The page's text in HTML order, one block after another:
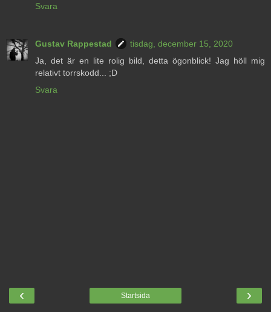
Svara
Gustav Rappestad
tisdag, december 15, 2020
Ja, det är en lite rolig bild, detta ögonblick! Jag höll mig
relativt torrskodd... ;D
Svara
‹ ›
Startsida